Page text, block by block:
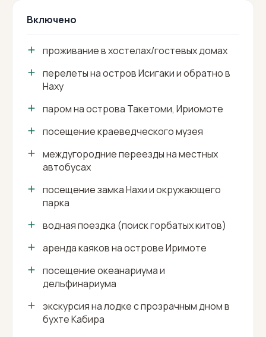
Включено
проживание в хостелах/гостевых домах
перелеты на остров Исигаки и обратно в
Наху
паром на острова Такетоми, Ириомоте
посещение краеведческого музея
междугородние переезды на местных
автобусах
посещение замка Нахи и окружающего
парка
водная поездка (поиск горбатых китов)
аренда каяков на острове Иримоте
посещение океанариума и
дельфинариума
экскурсия на лодке с прозрачным дном в
бухте Кабира